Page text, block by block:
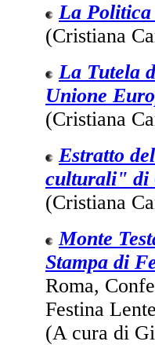
La Politica
(Cristiana
La Tutela
Unione
(Cristiana
Estratto
culturali" di
(Cristiana
Monte
Stampa di
Roma,
Festina
(A cura di